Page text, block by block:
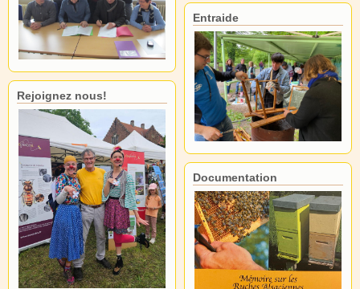
Rejoignez nous!
Entraide
Documentation